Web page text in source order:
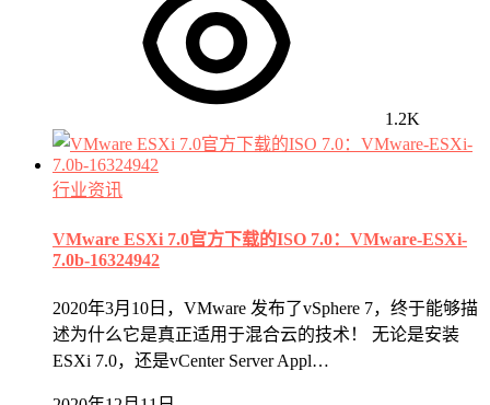
1.2K
行业资讯
VMware ESXi 7.0官方下载的ISO 7.0：VMware-ESXi-
7.0b-16324942
2020年3月10日，VMware 发布了vSphere 7，终于能够描
述为什么它是真正适用于混合云的技术！ 无论是安装
ESXi 7.0，还是vCenter Server Appl…